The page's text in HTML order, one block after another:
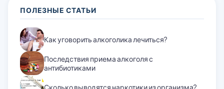
ПОЛЕЗНЫЕ СТАТЬИ
Как уговорить алкоголика лечиться?
Последствия приема алкоголя с
антибиотиками
Сколько выводятся наркотики из организма?